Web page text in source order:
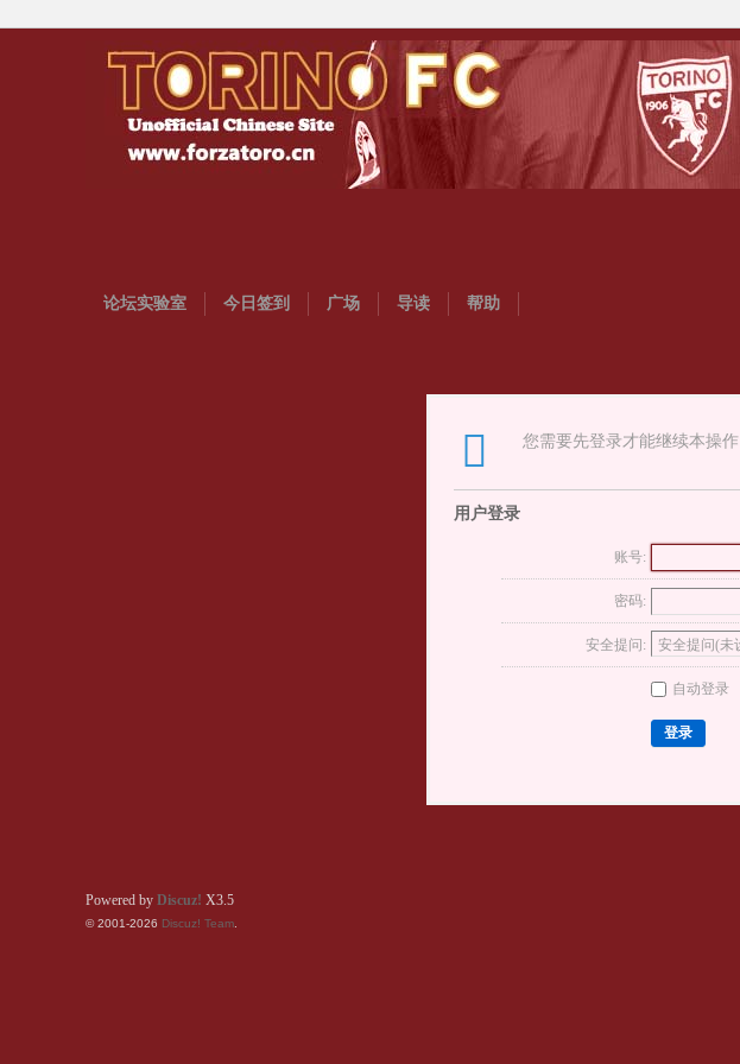
论坛实验室 今日签到 广场 导读 帮助
您需要先登录才能继续本操作
用户登录
账号:
密码:
安全提问:
自动登录
登录
Powered by Discuz! X3.5
© 2001-2026 Discuz! Team